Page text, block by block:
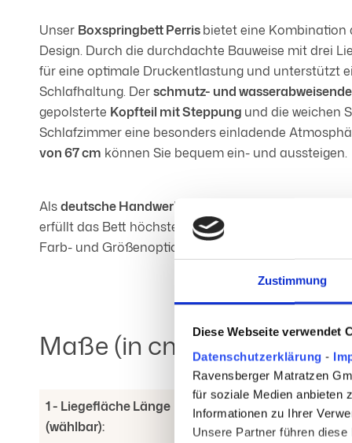
Zustimmung
Diese Webseite verwendet
Datenschutzerklärung -
Ravensberger Matratzen
für soziale Medien anbieten
Informationen zu Ihrer
Unsere Partner führen
Unser Boxspringbett Perrisbietet eine
Design. Durch die durchdachte Bauweise mit drei
für eine optimale Druckentlastung und unterstützt
Schlafhaltung. Derschmutz- und
gepolsterte Kopfteil mit Steppung und die weichen
Schlafzimmer eine besonders einladende
von 67 cm können Sie bequem ein- und aussteigen.
Alsdeutsche Handwerkskunst
erfüllt das Bett höchste Qualitätsstandards und
Farb- und Größenoptionen individuellen Vorlieben an.
Maße (in cm)
1 - Liegefläche Länge
(wählbar):
200 | 220 cm